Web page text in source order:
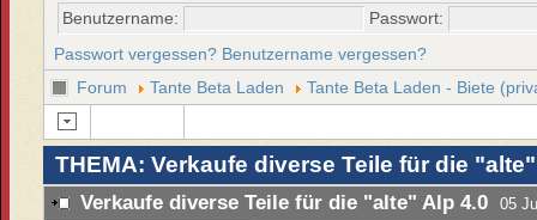
Benutzername:
Passwort:
Passwort vergessen? Benutzername vergessen?
Forum
Tante Beta Laden Tante Beta Laden - Biete
THEMA: Verkaufe diverse Teile für die
Verkaufe diverse Teile für die "alte" Alp 4.0 05